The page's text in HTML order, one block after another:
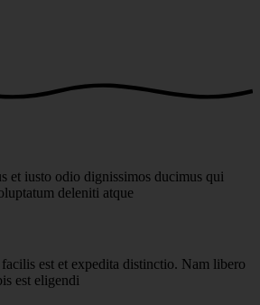
et iusto odio dignissimos ducimus qui
deleniti atque
est et expedita distinctio. Nam libero
est eligendi